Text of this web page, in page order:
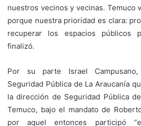
nuestros vecinos y vecinas. Temuco
porque nuestra prioridad es clara:
recuperar los espacios públicos
finalizó.
Por su parte Israel
Seguridad Pública de La Araucanía
la dirección de Seguridad Pública
Temuco, bajo el mandato de
por aquel entonces participó